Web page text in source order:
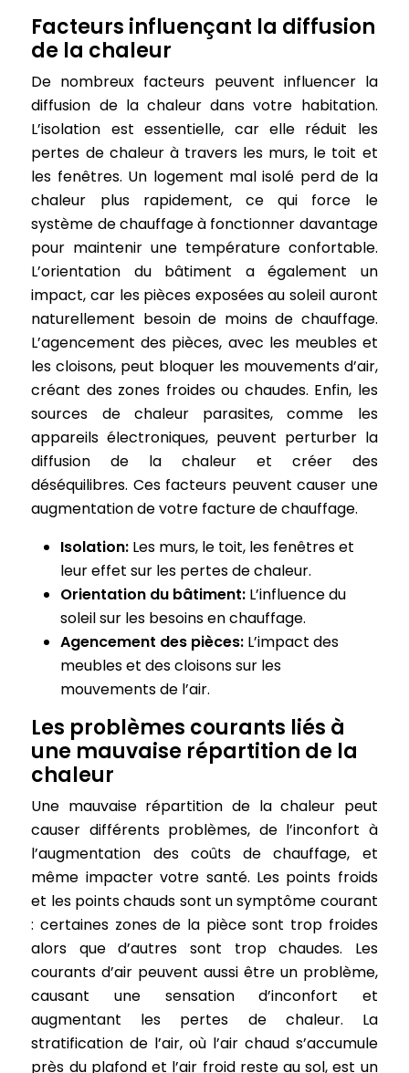
Facteurs influençant la diffusion
de la chaleur
De nombreux facteurs peuvent influencer la
diffusion de la chaleur dans votre habitation.
L’isolation est essentielle, car elle réduit les
pertes de chaleur à travers les murs, le toit et
les fenêtres. Un logement mal isolé perd de la
chaleur plus rapidement, ce qui force le
système de chauffage à fonctionner davantage
pour maintenir une température confortable.
L’orientation du bâtiment a également un
impact, car les pièces exposées au soleil auront
naturellement besoin de moins de chauffage.
L’agencement des pièces, avec les meubles et
les cloisons, peut bloquer les mouvements d’air,
créant des zones froides ou chaudes. Enfin, les
sources de chaleur parasites, comme les
appareils électroniques, peuvent perturber la
diffusion de la chaleur et créer des
déséquilibres. Ces facteurs peuvent causer une
augmentation de votre facture de chauffage.
Isolation: Les murs, le toit, les fenêtres et
leur effet sur les pertes de chaleur.
Orientation du bâtiment: L’influence du
soleil sur les besoins en chauffage.
Agencement des pièces: L’impact des
meubles et des cloisons sur les
mouvements de l’air.
Les problèmes courants liés à
une mauvaise répartition de la
chaleur
Une mauvaise répartition de la chaleur peut
causer différents problèmes, de l’inconfort à
l’augmentation des coûts de chauffage, et
même impacter votre santé. Les points froids
et les points chauds sont un symptôme courant
: certaines zones de la pièce sont trop froides
alors que d’autres sont trop chaudes. Les
courants d’air peuvent aussi être un problème,
causant une sensation d’inconfort et
augmentant les pertes de chaleur. La
stratification de l’air, où l’air chaud s’accumule
près du plafond et l’air froid reste au sol, est un